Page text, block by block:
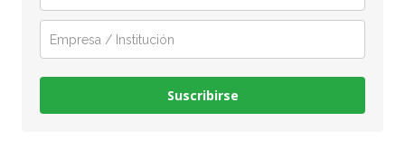
Suscribirse